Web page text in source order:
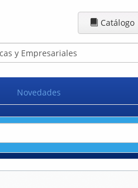
Catálogo
Novedades